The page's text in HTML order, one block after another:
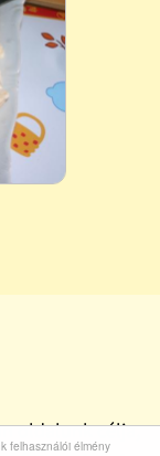
felhasználói élmény
oldalunk célja,